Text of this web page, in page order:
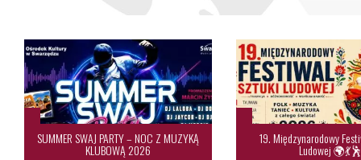
SUMMER SWAJ PARTY – NOC Z MUZYKĄ
KLUBOWĄ 2026
19. Międzynarodowy
Ludowej 🌍💃🕺